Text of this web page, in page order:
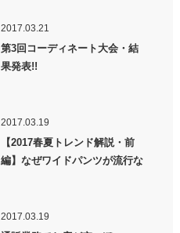
2017.03.21
第3回コーディネート大会・結
果発表!!
2017.03.19
【2017春夏トレンド解説・前
編】なぜワイドパンツが流行な
2017.03.19